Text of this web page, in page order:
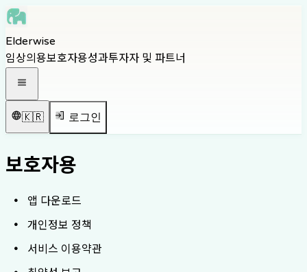
Skip to navigation
Skip to footer
Elderwise
임상의용보호자용성과투자자 및 파트너
🇰🇷 로그인
보호자용
앱 다운로드
개인정보 정책
서비스 이용약관